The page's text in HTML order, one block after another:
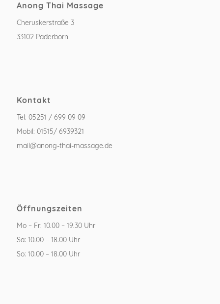
Anong Thai Massage
Cheruskerstraße 3
33102 Paderborn
Kontakt
Tel: 05251 / 699 09 09
Mobil: 01515/ 6939321
mail@anong-thai-massage.de
Öffnungszeiten
Mo – Fr: 10.00 – 19.30 Uhr
Sa: 10.00 – 18.00 Uhr
So: 10.00 – 18.00 Uhr